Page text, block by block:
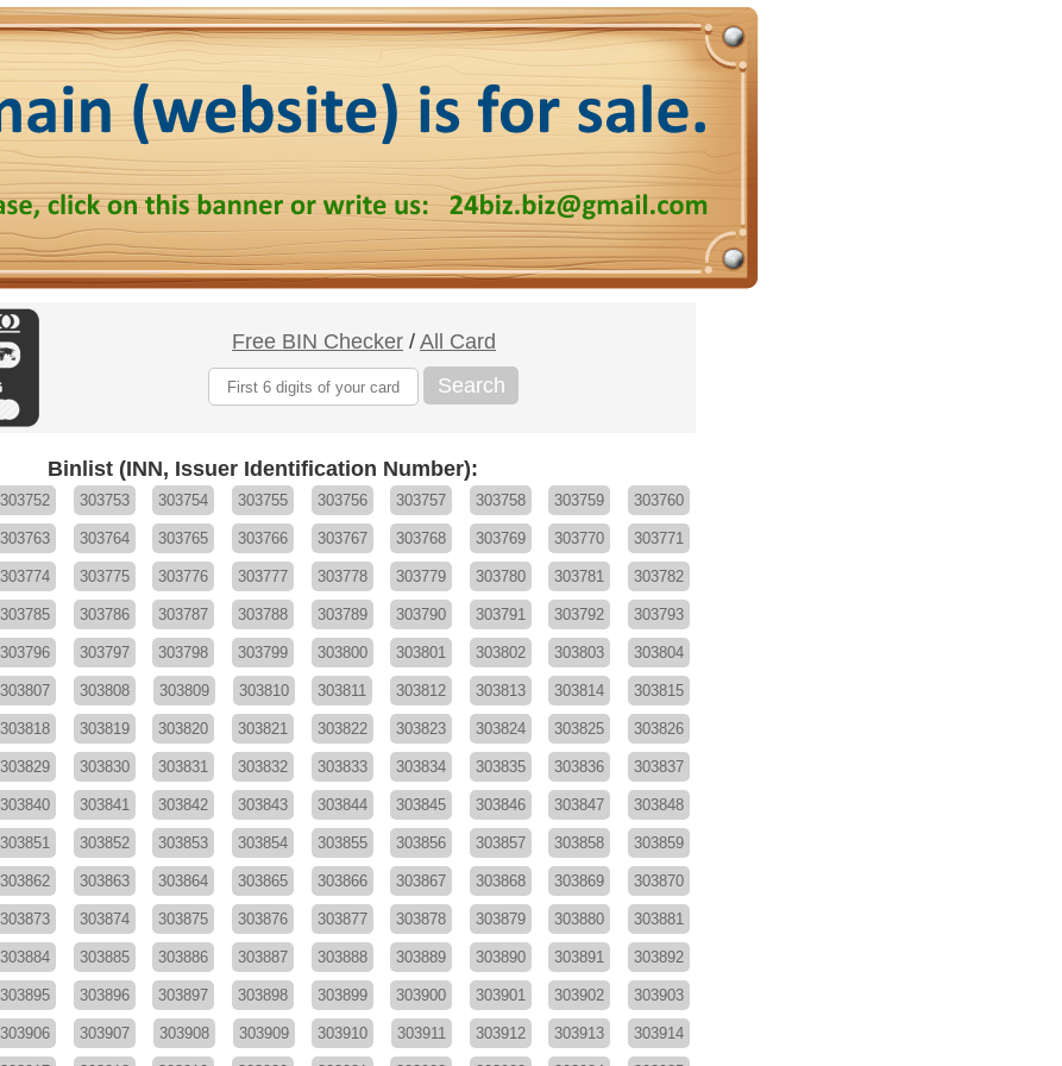
Free BIN Checker / All Card
Search
Binlist (INN, Issuer Identification Number):
303752 303753 303754 303755 303756 303757 303758 303759 303760
303763 303764 303765 303766 303767 303768 303769 303770 303771
303774 303775 303776 303777 303778 303779 303780 303781 303782
303785 303786 303787 303788 303789 303790 303791 303792 303793
303796 303797 303798 303799 303800 303801 303802 303803 303804
303807 303808 303809 303810 303811 303812 303813 303814 303815
303818 303819 303820 303821 303822 303823 303824 303825 303826
303829 303830 303831 303832 303833 303834 303835 303836 303837
303840 303841 303842 303843 303844 303845 303846 303847 303848
303851 303852 303853 303854 303855 303856 303857 303858 303859
303862 303863 303864 303865 303866 303867 303868 303869 303870
303873 303874 303875 303876 303877 303878 303879 303880 303881
303884 303885 303886 303887 303888 303889 303890 303891 303892
303895 303896 303897 303898 303899 303900 303901 303902 303903
303906 303907 303908 303909 303910 303911 303912 303913 303914